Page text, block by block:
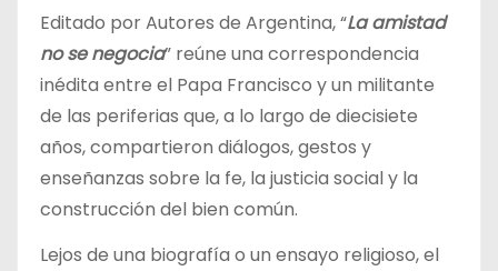
Editado por Autores de Argentina, “La amistad
no se negocia” reúne una correspondencia
inédita entre el Papa Francisco y un militante
de las periferias que, a lo largo de diecisiete
años, compartieron diálogos, gestos y
enseñanzas sobre la fe, la justicia social y la
construcción del bien común.
Lejos de una biografía o un ensayo religioso, el